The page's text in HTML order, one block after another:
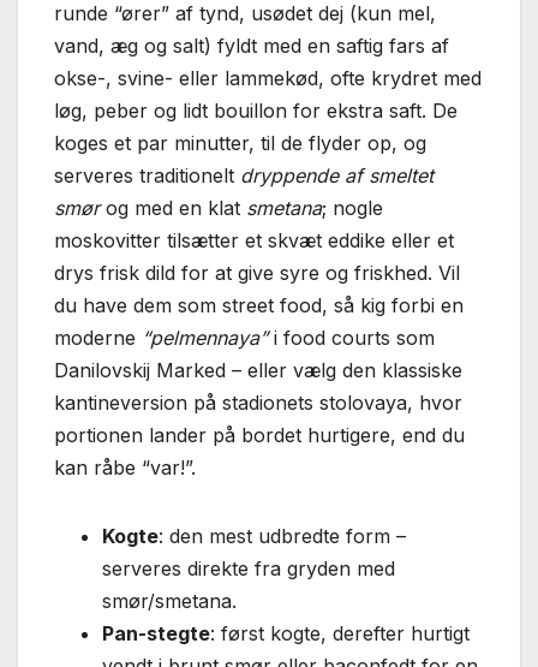
runde “ører” af tynd, usødet dej (kun mel,
vand, æg og salt) fyldt med en saftig fars af
okse-, svine- eller lamme­kød, ofte krydret med
løg, peber og lidt bouillon for ekstra saft. De
koges et par minutter, til de flyder op, og
serveres traditionelt dryppende af smeltet
smørog med en klat smetana; nogle
moskovitter tilsætter et skvæt eddike eller et
drys frisk dild for at give syre og friskhed. Vil
du have dem som street food, så kig forbi en
moderne “pelmennaya”i food courts som
Danilovskij Marked – eller vælg den klassiske
kantineversion på stadionets stolovaya, hvor
portionen lander på bordet hurtigere, end du
kan råbe “var!”.
Kogte: den mest udbredte form –
serveres direkte fra gryden med
smør/smetana.
Pan-stegte: først kogte, derefter hurtigt